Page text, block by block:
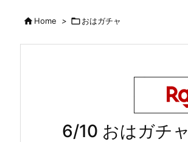
Home > おはガチャ
6/10 おはガチャ